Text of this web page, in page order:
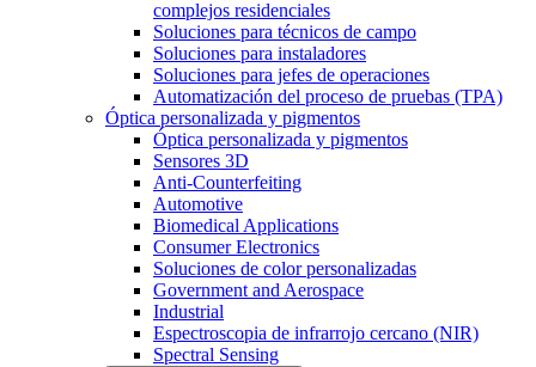
complejos residenciales
Soluciones para técnicos de campo
Soluciones para instaladores
Soluciones para jefes de operaciones
Automatización del proceso de pruebas (TPA)
Óptica personalizada y pigmentos
Óptica personalizada y pigmentos
Sensores 3D
Anti-Counterfeiting
Automotive
Biomedical Applications
Consumer Electronics
Soluciones de color personalizadas
Government and Aerospace
Industrial
Espectroscopia de infrarrojo cercano (NIR)
Spectral Sensing